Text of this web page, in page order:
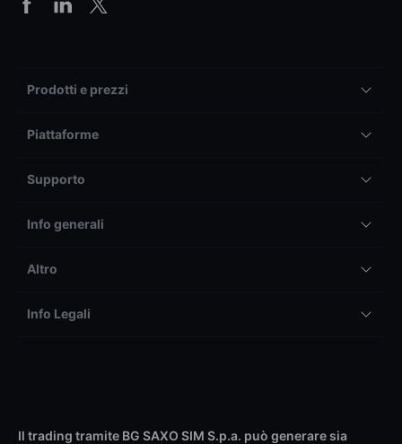
Prodotti e prezzi
Piattaforme
Supporto
Info generali
Altro
Info Legali
Il trading tramite BG SAXO SIM S.p.a. può generare sia